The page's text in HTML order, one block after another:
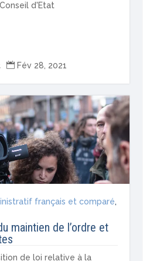
Conseil d'Etat
 Fév 28, 2021
français et comparé,
maintien de l’ordre et
de loi relative à la